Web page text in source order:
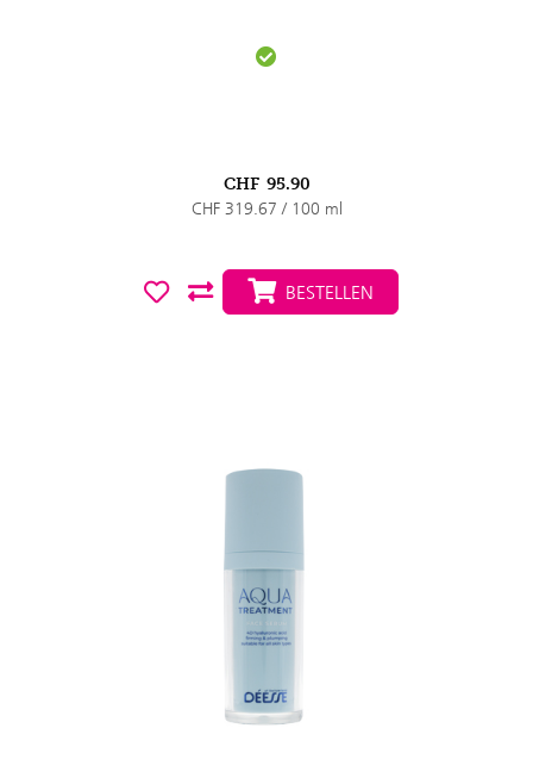
CHF 95.90
CHF 319.67 / 100 ml
BESTELLEN